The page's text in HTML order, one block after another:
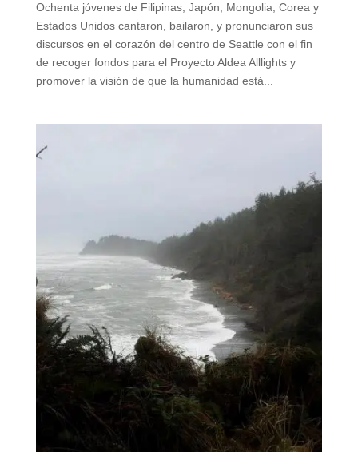
Ochenta jóvenes de Filipinas, Japón, Mongolia, Corea y
Estados Unidos cantaron, bailaron, y pronunciaron sus
discursos en el corazón del centro de Seattle con el fin
de recoger fondos para el Proyecto Aldea Alllights y
promover la visión de que la humanidad está...